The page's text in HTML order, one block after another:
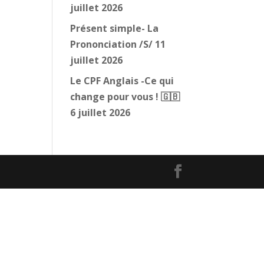
juillet 2026
Présent simple- La
Prononciation /S/ 11
juillet 2026
Le CPF Anglais -Ce qui
change pour vous ! 🇬🇧
6 juillet 2026